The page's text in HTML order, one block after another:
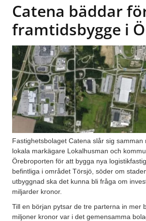
Catena bäddar
framtidsbygge i
Fastighetsbolaget Catena slår sig samman
lokala markägare Lokalhusman och
Örebroporten för att bygga nya
befintliga i området Törsjö, söder om
utbyggnad ska det kunna bli fråga om
miljarder kronor.
Till en början pytsar de tre parterna in mer
miljoner kronor var i det gemensamma